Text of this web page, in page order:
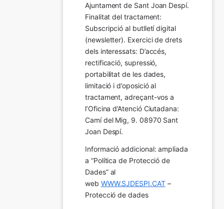
Ajuntament de Sant Joan Despí.
Finalitat del tractament:
Subscripció al butlletí digital
(newsletter). Exercici de drets
dels interessats: D’accés,
rectificació, supressió,
portabilitat de les dades,
limitació i d’oposició al
tractament, adreçant-vos a
l’Oficina d’Atenció Ciutadana:
Camí del Mig, 9. 08970 Sant
Joan Despí.
Informació addicional: ampliada
a “Política de Protecció de
Dades” al
web WWW.SJDESPI.CAT –
Protecció de dades